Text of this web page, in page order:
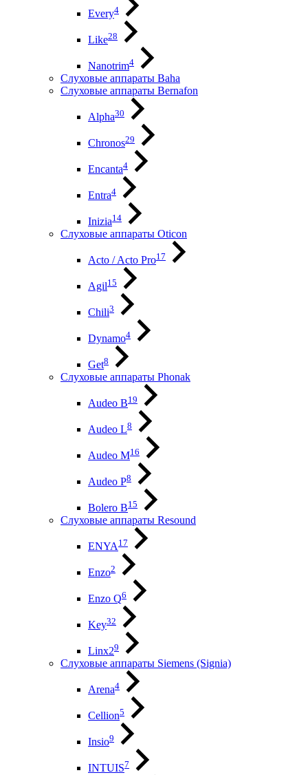
Every4
Like28
Nanotrim4
Слуховые аппараты Baha
Слуховые аппараты Bernafon
Alpha30
Chronos29
Encanta4
Entra4
Inizia14
Слуховые аппараты Oticon
Acto / Acto Pro17
Agil15
Chili3
Dynamo4
Get8
Слуховые аппараты Phonak
Audeo B19
Audeo L8
Audeo М16
Audeo P8
Bolero B15
Слуховые аппараты Resound
ENYA17
Enzo2
Enzo Q6
Key32
Linx29
Слуховые аппараты Siemens (Signia)
Arena4
Cellion5
Insio9
INTUIS7